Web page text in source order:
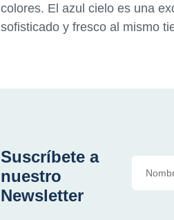
colores. El azul cielo es una
sofisticado y fresco al mismo
Suscríbete a
nuestro
Newsletter